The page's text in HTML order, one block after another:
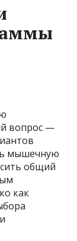
вопрос —
мышечную
общий
как